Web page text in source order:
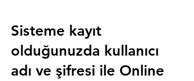
Sisteme kayıt
olduğunuzda kullanıcı
adı ve şifresi ile Online